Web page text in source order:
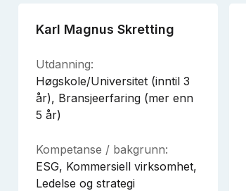
Karl Magnus Skretting
Utdanning:
Høgskole/Universitet (inntil 3
år), Bransjeerfaring (mer enn
5 år)
Kompetanse / bakgrunn:
ESG, Kommersiell virksomhet,
Ledelse og strategi